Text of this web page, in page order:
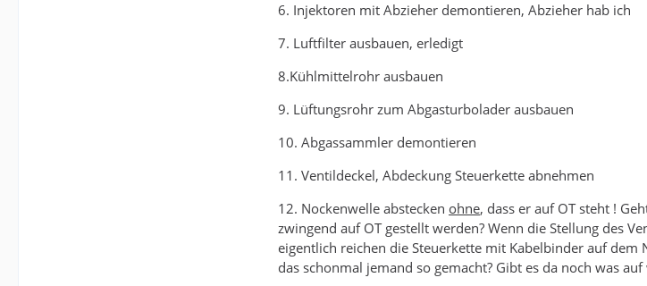
6. Injektoren mit Abzieher demontieren, Abzieher hab ich
7. Luftfilter ausbauen, erledigt
8.Kühlmittelrohr ausbauen
9. Lüftungsrohr zum Abgasturbolader ausbauen
10. Abgassammler demontieren
11. Ventildeckel, Abdeckung Steuerkette abnehmen
12. Nockenwelle abstecken ohne, dass er auf OT steht !
zwingend auf OT gestellt werden? Wenn die Stellung des
eigentlich reichen die Steuerkette mit Kabelbinder auf
das schonmal jemand so gemacht? Gibt es da noch was